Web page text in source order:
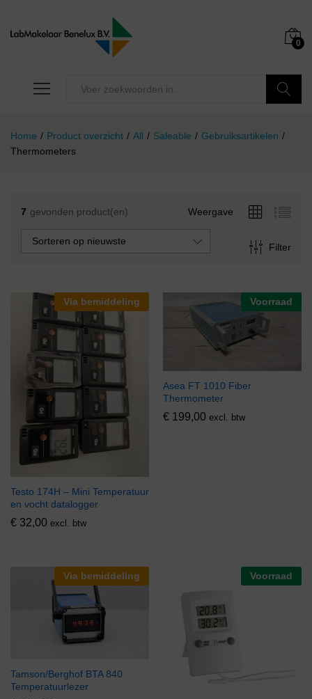
0
Home / Product overzicht / All / Saleable / Gebruiksartikelen /
Thermometers
7 gevonden product(en) Weergave
Filter
Sorteren op nieuwste
Via bemiddeling
Testo 174H – Mini Temperatuur
en vocht datalogger
€ 32,00 excl. btw
Voorraad
Asea FT 1010 Fiber
Thermometer
€ 199,00 excl. btw
Via bemiddeling
Tamson/Berghof BTA 840
Temperatuurlezer
Voorraad